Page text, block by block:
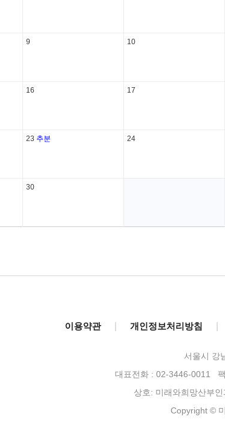
9 10
16 17
23 추분 24
30
이용약관 개인정보처리방침
서울시 강
대표전화 : 02-3446-0011
상호: 미래와희망산부
Copyright ©